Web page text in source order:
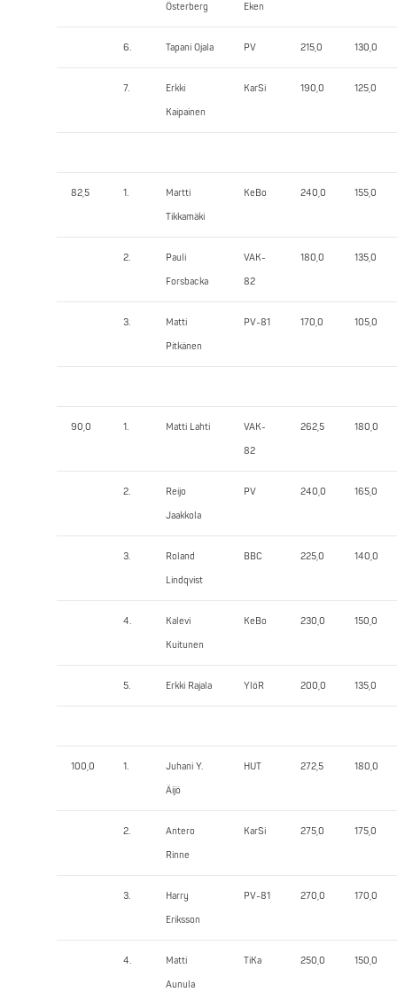
Österberg Eken
6. Tapani Ojala PV 215,0 130,0
7. Erkki
Kaipainen
KarSi 190,0 125,0
82,5 1. Martti
Tikkamäki
KeBo 240,0 155,0
2. Pauli
Forsbacka
VAK-
82
180,0 135,0
3. Matti
Pitkänen
PV-81 170,0 105,0
90,0 1. Matti Lahti VAK-
82
262,5 180,0
2. Reijo
Jaakkola
PV 240,0 165,0
3. Roland
Lindqvist
BBC 225,0 140,0
4. Kalevi
Kuitunen
KeBo 230,0 150,0
5. Erkki Rajala YlöR 200,0 135,0
100,0 1. Juhani Y.
Äijö
HUT 272,5 180,0
2. Antero
Rinne
KarSi 275,0 175,0
3. Harry
Eriksson
PV-81 270,0 170,0
4. Matti
Aunula
TiKa 250,0 150,0